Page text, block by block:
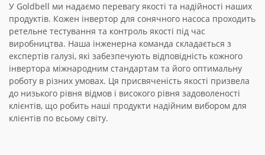
У Goldbell ми надаємо перевагу якості та надійності наших
продуктів. Кожен інвертор для сонячного насоса проходить
ретельне тестування та контроль якості під час
виробництва. Наша інженерна команда складається з
експертів галузі, які забезпечують відповідність кожного
інвертора міжнародним стандартам та його оптимальну
роботу в різних умовах. Ця присвяченість якості призвела
до низького рівня відмов і високого рівня задоволеності
клієнтів, що робить наші продукти надійним вибором для
клієнтів по всьому світу.